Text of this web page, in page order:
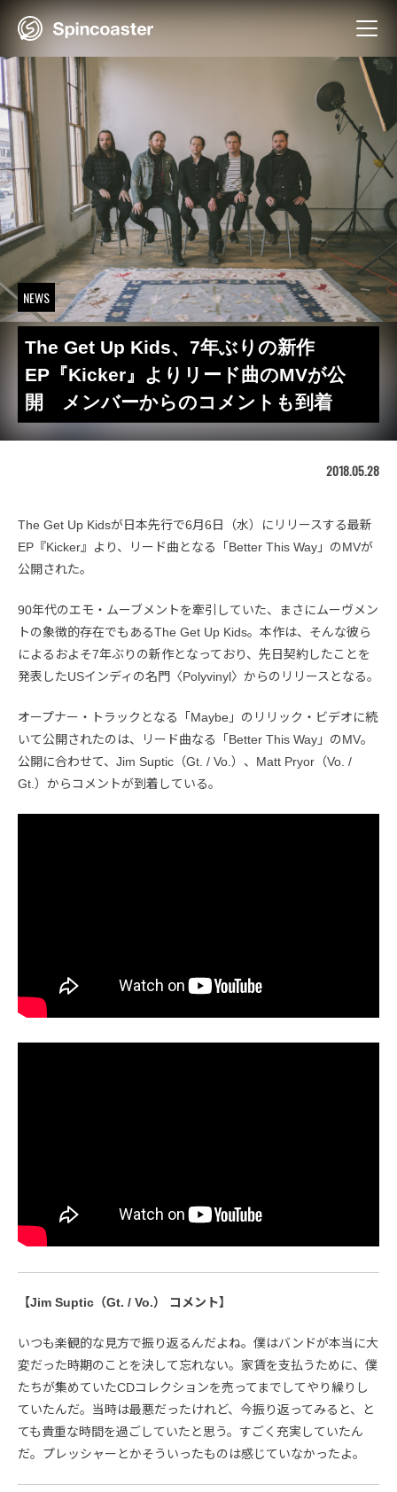
NEWS
The Get Up Kids、7年ぶりの新作
EP『Kicker』よりリード曲のMVが公
開 メンバーからのコメントも到着
2018.05.28
The Get Up Kidsが日本先行で6月6日（水）にリリースする最新
EP『Kicker』より、リード曲となる「Better This Way」のMVが
公開された。
90年代のエモ・ムーブメントを牽引していた、まさにムーヴメン
トの象徴的存在でもあるThe Get Up Kids。本作は、そんな彼ら
によるおよそ7年ぶりの新作となっており、先日契約したことを
発表したUSインディの名門〈Polyvinyl〉からのリリースとなる。
オープナー・トラックとなる「Maybe」のリリック・ビデオに続
いて公開されたのは、リード曲なる「Better This Way」のMV。
公開に合わせて、Jim Suptic（Gt. / Vo.）、Matt Pryor（Vo. /
Gt.）からコメントが到着している。
【Jim Suptic（Gt. / Vo.） コメント】
いつも楽観的な見方で振り返るんだよね。僕はバンドが本当に大
変だった時期のことを決して忘れない。家賃を支払うために、僕
たちが集めていたCDコレクションを売ってまでしてやり繰りし
ていたんだ。当時は最悪だったけれど、今振り返ってみると、と
ても貴重な時間を過ごしていたと思う。すごく充実していたん
だ。プレッシャーとかそういったものは感じていなかったよ。